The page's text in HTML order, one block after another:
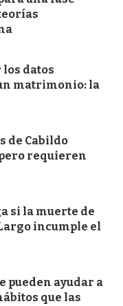
datos
matrimonio: la
de Cabildo
requieren
si la muerte de
incumple el
pueden ayudar a
que las